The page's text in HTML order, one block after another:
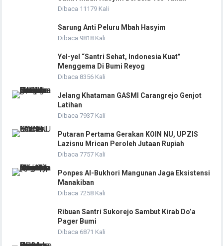
Dibaca 11179 Kali
Sarung Anti Peluru Mbah Hasyim
Dibaca 9818 Kali
Yel-yel “Santri Sehat, Indonesia Kuat”
Menggema Di Bumi Reyog
Dibaca 8356 Kali
Jelang Khataman GASMI Carangrejo Genjot
Latihan
Dibaca 7937 Kali
Putaran Pertama Gerakan KOIN NU, UPZIS
Lazisnu Mrican Peroleh Jutaan Rupiah
Dibaca 7757 Kali
Ponpes Al-Bukhori Mangunan Jaga Eksistensi
Manakiban
Dibaca 7258 Kali
Ribuan Santri Sukorejo Sambut Kirab Do’a
Pager Bumi
Dibaca 6871 Kali